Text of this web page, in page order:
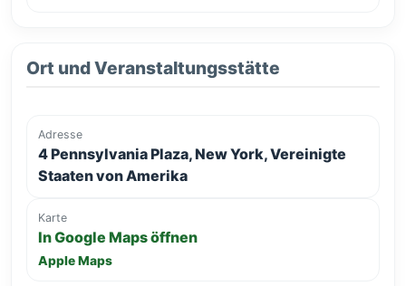
Ort und Veranstaltungsstätte
Adresse
4 Pennsylvania Plaza, New York, Vereinigte
Staaten von Amerika
Karte
In Google Maps öffnen
Apple Maps